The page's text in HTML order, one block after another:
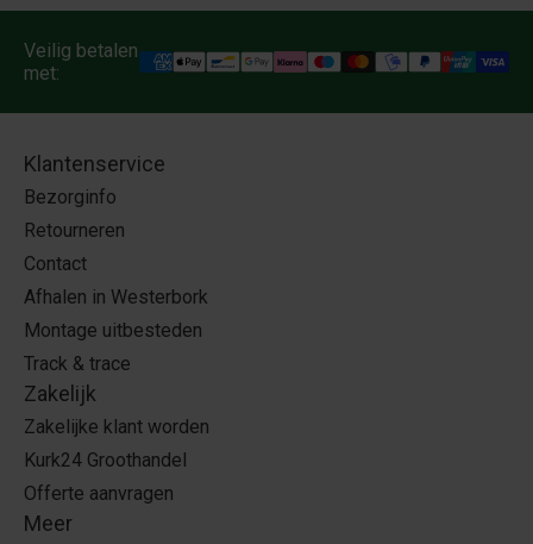
Veilig betalen
met:
Klantenservice
Bezorginfo
Retourneren
Contact
Afhalen in Westerbork
Montage uitbesteden
Track & trace
Zakelijk
Zakelijke klant worden
Kurk24 Groothandel
Offerte aanvragen
Meer